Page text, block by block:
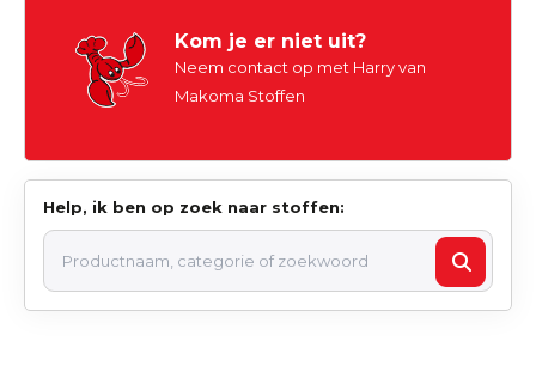
Kom je er niet uit?
Neem contact op met Harry van
Makoma Stoffen
Help, ik ben op zoek naar stoffen: